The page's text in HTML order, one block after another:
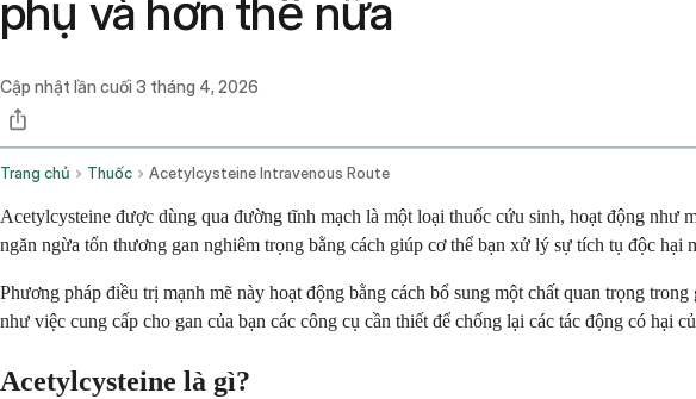
phụ và hơn thế nữa
Cập nhật lần cuối 3 tháng 4, 2026
Trang chủ Thuốc Acetylcysteine Intravenous Route
Acetylcysteine được dùng qua đường tĩnh mạch là một loại thuốc cứu sinh, hoạt động như
ngăn ngừa tổn thương gan nghiêm trọng bằng cách giúp cơ thể bạn xử lý sự tích tụ độc hại
Phương pháp điều trị mạnh mẽ này hoạt động bằng cách bổ sung một chất quan trọng
như việc cung cấp cho gan của bạn các công cụ cần thiết để chống lại các tác động có hại
Acetylcysteine là gì?